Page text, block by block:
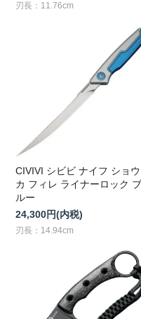
刃長：11.76cm
CIVIVI シビビ ナイフ ショウ
カ フィレ ライナーロック ブ
ルー
24,300円(内税)
刃長：14.94cm